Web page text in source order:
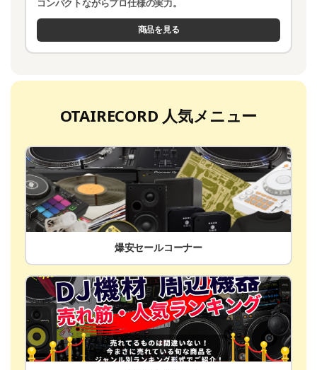
コンパクトながらプロ仕様の実力。
商品を見る
OTAIRECORD 人気メニュー
爆安セールコーナー